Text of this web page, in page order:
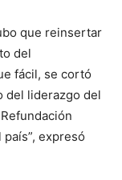
que reinsertar
del
fácil, se cortó
del liderazgo del
expresó